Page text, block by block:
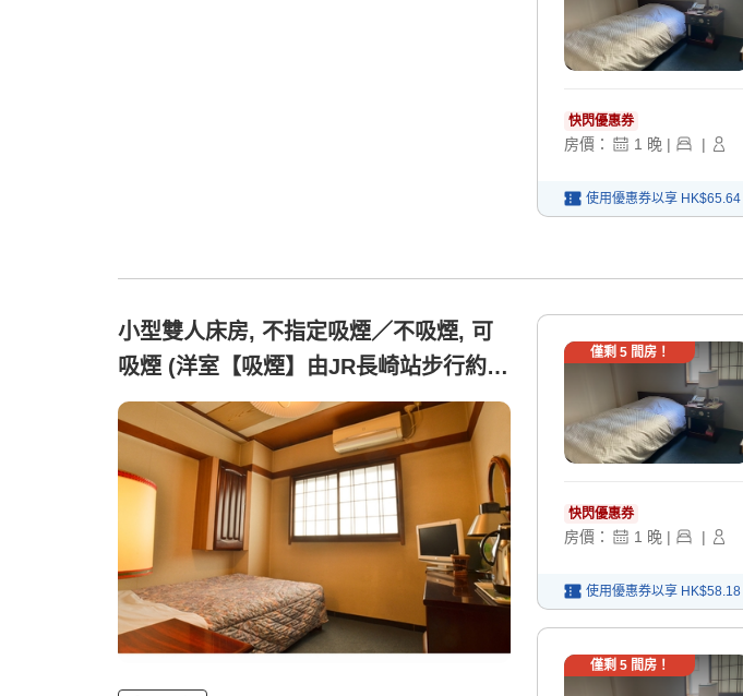
快閃優惠券
房價： 1 晚 | |
使用優惠券以享 HK$65.64
小型雙人床房, 不指定吸煙／不吸煙, 可
吸煙 (洋室【吸煙】由JR長崎站步行約12
分鐘)
僅剩 5間房！
快閃優惠券
房價： 1 晚 | |
使用優惠券以享 HK$58.18
僅剩 5間房！